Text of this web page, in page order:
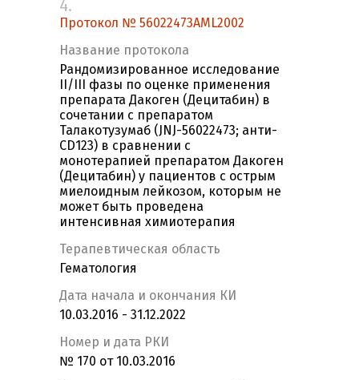
4.
Протокол № 56022473AML2002
Название протокола
Рандомизированное исследование
II/III фазы по оценке применения
препарата Дакоген (Децитабин) в
сочетании с препаратом
Талакотузумаб (JNJ-56022473; анти-
CD123) в сравнении с
монотерапией препаратом Дакоген
(Децитабин) у пациентов с острым
миелоидным лейкозом, которым не
может быть проведена
интенсивная химиотерапия
Терапевтическая область
Гематология
Дата начала и окончания КИ
10.03.2016 - 31.12.2022
Номер и дата РКИ
№ 170 от 10.03.2016